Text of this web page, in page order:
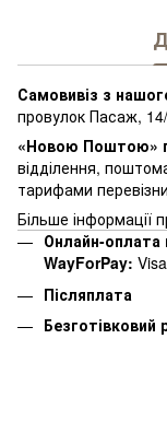
Самовивіз з
провулок Пасаж,
«Новою Поштою»
відділення,
тарифами
Більше інформації
Онлайн-
WayForPay:
Післяплата
Безготівковий